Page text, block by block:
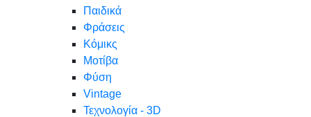
Παιδικά
Φράσεις
Κόμικς
Μοτίβα
Φύση
Vintage
Τεχνολογία - 3D